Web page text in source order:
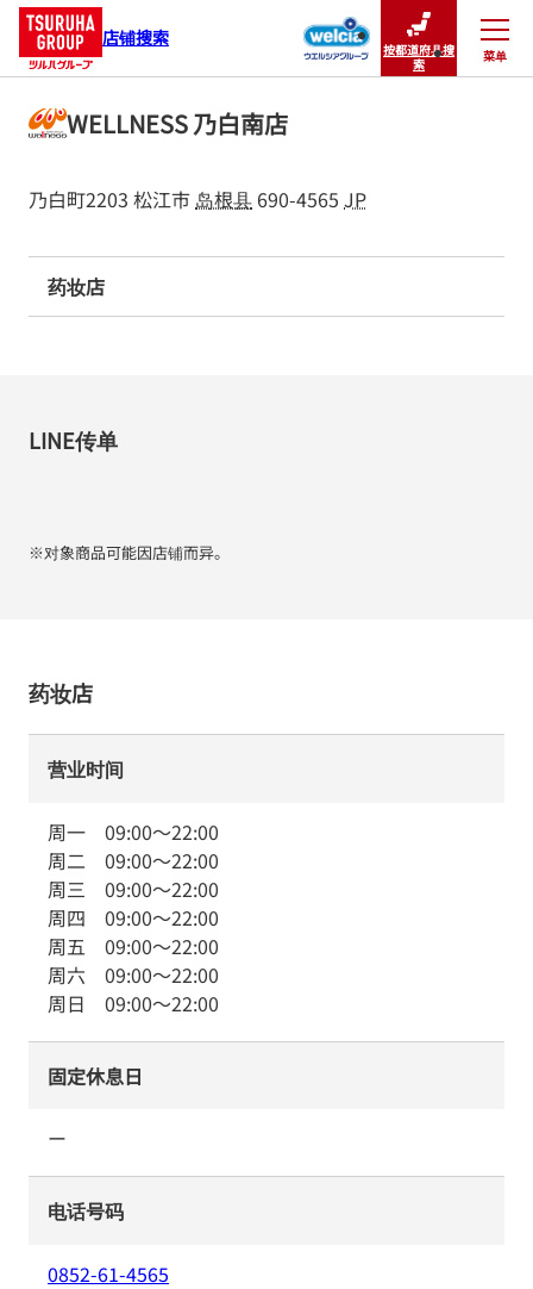
店铺搜索
按都道府县搜
索
菜单
关闭
WELLNESS 乃白南店
乃白町2203 松江市 岛根县 690-4565 JP
药妆店
LINE传单
※对象商品可能因店铺而异。
药妆店
营业时间
周一 09:00～22:00
周二 09:00～22:00
周三 09:00～22:00
周四 09:00～22:00
周五 09:00～22:00
周六 09:00～22:00
周日 09:00～22:00
固定休息日
ー
电话号码
0852-61-4565